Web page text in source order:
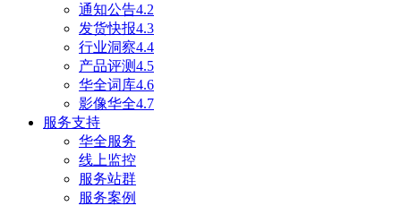
通知公告4.2
发货快报4.3
行业洞察4.4
产品评测4.5
华全词库4.6
影像华全4.7
服务支持
华全服务
线上监控
服务站群
服务案例